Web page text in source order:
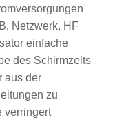
Netzwerk, HF
einfache
des Schirmzelts
aus der
zu
verringert